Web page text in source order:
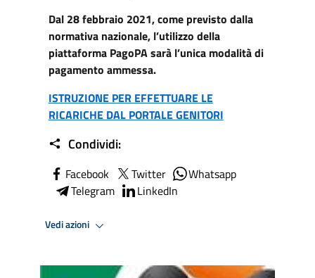
Dal 28 febbraio 2021, come previsto dalla
normativa nazionale, l’utilizzo della
piattaforma PagoPA sarà l’unica modalità di
pagamento ammessa.
ISTRUZIONE PER EFFETTUARE LE
RICARICHE DAL PORTALE GENITORI
Condividi:
Facebook Twitter
Whatsapp
Telegram
LinkedIn
Vedi azioni